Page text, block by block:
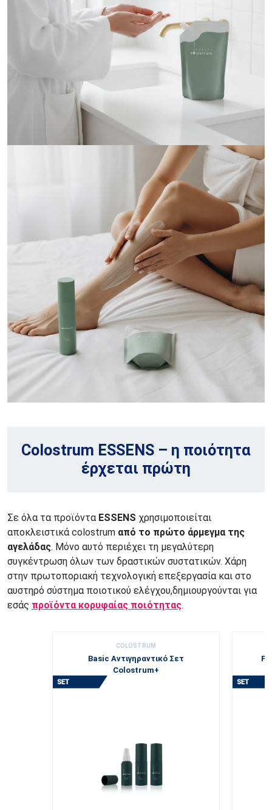
Colostrum ESSENS – η ποιότητα
έρχεται πρώτη
Σε όλα τα προϊόντα ESSENS χρησιμοποιείται
αποκλειστικά colostrum από το πρώτο άρμεγμα της
αγελάδας. Μόνο αυτό περιέχει τη μεγαλύτερη
συγκέντρωση όλων των δραστικών συστατικών. Χάρη
στην πρωτοποριακή τεχνολογική επεξεργασία και στο
αυστηρό σύστημα ποιοτικού ελέγχου,δημιουργούνται για
εσάς προϊόντα κορυφαίας ποιότητας.
COLOSTRUM
Basic Αντιγηραντικό Σετ
Colostrum+